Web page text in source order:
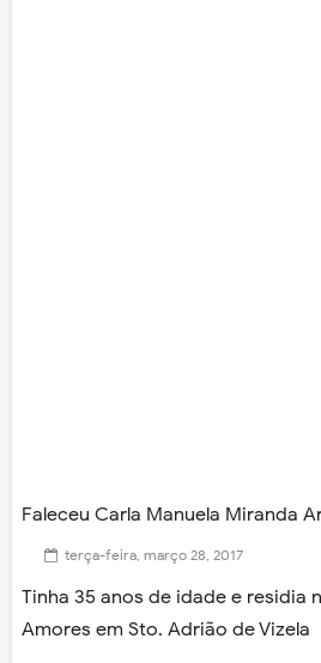
Faleceu Carla Manuela Miranda
terça-feira, março 28, 2017
Tinha 35 anos de idade e residia
Amores em Sto. Adrião de Vizela